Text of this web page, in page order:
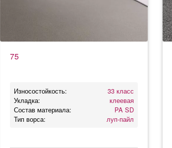
75
Износостойкость:
33 класс
Укладка:
клеевая
Состав материала:
PA SD
Тип ворса:
луп-пайл